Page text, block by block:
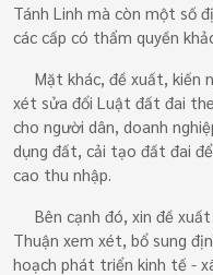
Tánh Linh mà còn một số
các cấp có thẩm quyền
Mặt khác, đề xuất, kiến
xét sửa đổi Luật đất đai
cho người dân, doanh
dụng đất, cải tạo đất đai
cao thu nhập.
Bên cạnh đó, xin đề xuất
Thuận xem xét, bổ sung
hoạch phát triển kinh tế -